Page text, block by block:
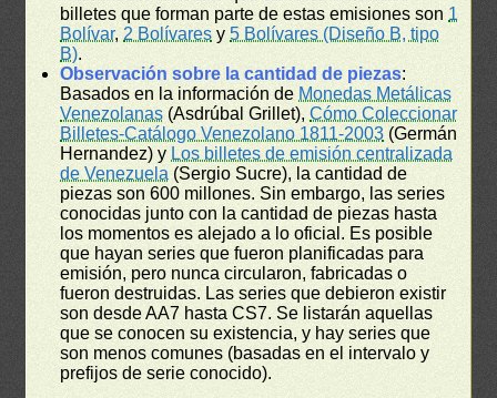
billetes que forman parte de estas emisiones son 1
Bolívar, 2 Bolívares y5 Bolívares (Diseño B, tipo
B).
Observación sobre la cantidad de piezas:
Basados en la información de Monedas Metálicas
Venezolanas (Asdrúbal Grillet),Cómo Coleccionar
Billetes-Catálogo Venezolano 1811-2003 (Germán
Hernandez) y Los billetes de emisión centralizada
de Venezuela (Sergio Sucre), la cantidad de
piezas son 600 millones. Sin embargo, las series
conocidas junto con la cantidad de piezas hasta
los momentos es alejado a lo oficial. Es posible
que hayan series que fueron planificadas para
emisión, pero nunca circularon, fabricadas o
fueron destruidas. Las series que debieron existir
son desde AA7 hasta CS7. Se listarán aquellas
que se conocen su existencia, y hay series que
son menos comunes (basadas en el intervalo y
prefijos de serie conocido).